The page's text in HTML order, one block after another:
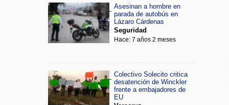
Asesinan a hombre en
parada de autobús en
Lázaro Cárdenas
Seguridad
Hace: 7 años 2 meses
Colectivo Solecito critica
desatención de Winckler
frente a embajadores de
EU